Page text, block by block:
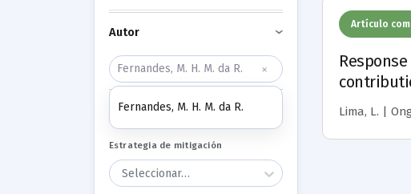
Autor ›
×
Fernandes, M. H. M. da R.
Generales
Estrategia de mitigación
Seleccionar…
Artículo
Lima, L. |